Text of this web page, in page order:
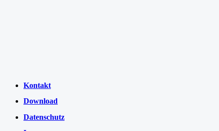
Kontakt
Download
Datenschutz